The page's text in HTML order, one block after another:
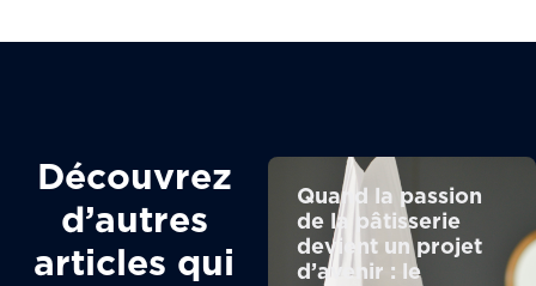
Découvrez
d’autres
articles qui
Quand la passion
de la pâtisserie
devient un projet
d’avenir : le